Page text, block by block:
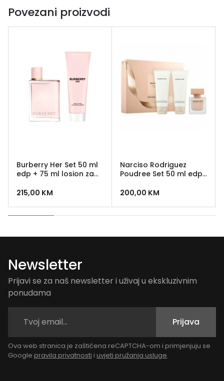
Povezani proizvodi
Burberry Her Set 50 ml
edp + 75 ml losion za
215,00 KM
Narciso Rodriguez
Poudree Set 50 ml edp
+ 50 ml losion
200,00 KM
Newsletter
Prijavi se za naš newsletter i uživaj u ekskluzivnim
ponudama
Prijava
Ova web stranica je zaštićena reCAPTCHA-om i primjenjuju se
Google pravila privatnosti i uvjeti pružanja usluge.